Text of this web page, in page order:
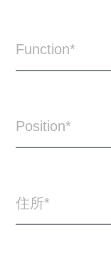
Function*
Position
住所